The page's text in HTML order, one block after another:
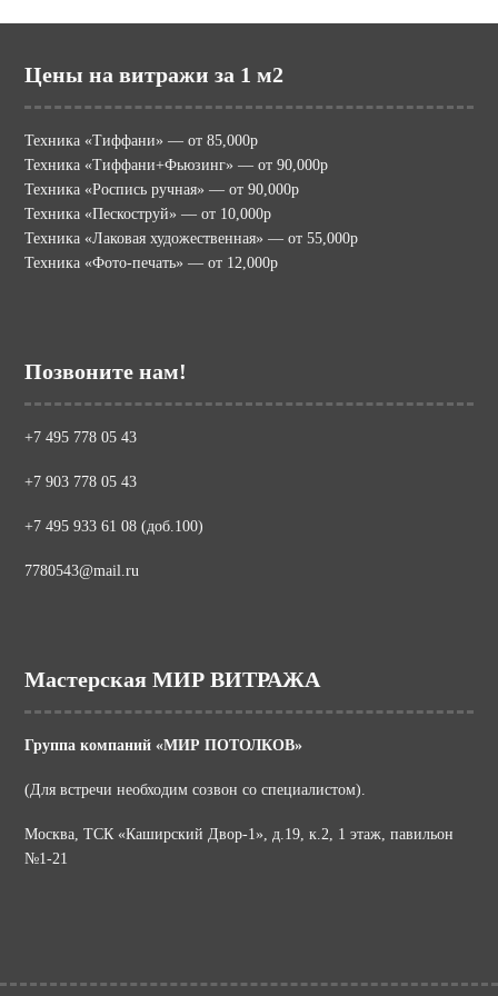
Цены на витражи за 1 м2
Техника «Тиффани» — от 85,000р
Техника «Тиффани+Фьюзинг» — от 90,000р
Техника «Роспись ручная» — от 90,000р
Техника «Пескоструй» — от 10,000р
Техника «Лаковая художественная» — от 55,000р
Техника «Фото-печать» — от 12,000р
Позвоните нам!
+7 495 778 05 43
+7 903 778 05 43
+7 495 933 61 08 (доб.100)
7780543@mail.ru
Мастерская МИР ВИТРАЖА
Группа компаний «МИР ПОТОЛКОВ»
(Для встречи необходим созвон со специалистом).
Москва, ТСК «Каширский Двор-1», д.19, к.2, 1 этаж, павильон
№1-21